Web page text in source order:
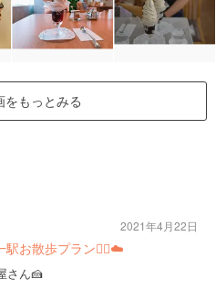
をもっとみる
駅お散歩プラン🚶‍♂️☁️
さん🍰
2021年4月22日